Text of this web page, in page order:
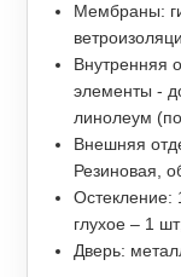
Мембраны:
Внутренняя
элементы -
линолеум
Внешняя
Резиновая,
Остекление:
глухое – 1
Дверь: